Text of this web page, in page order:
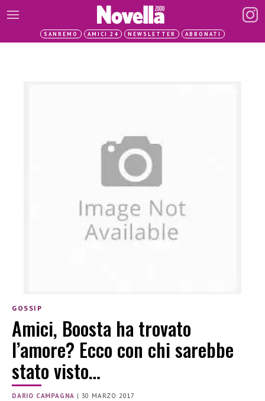
SANREMO AMICI 24 NEWSLETTER ABBONATI
GOSSIP
Amici, Boosta ha trovato
l’amore? Ecco con chi sarebbe
stato visto…
DARIO CAMPAGNA | 30 MARZO 2017